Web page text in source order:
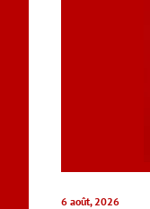
6 août, 2026